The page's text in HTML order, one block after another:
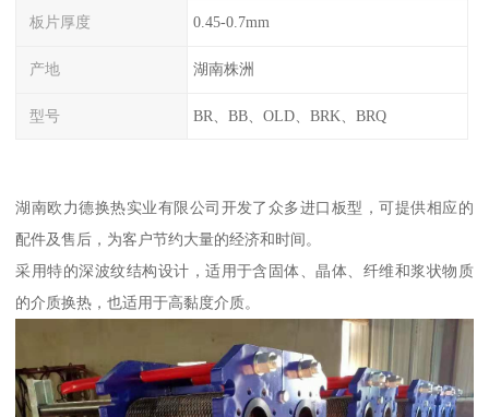
板片厚度 0.45-0.7mm
产地 湖南株洲
型号 BR、BB、OLD、BRK、BRQ
湖南欧力德换热实业有限公司开发了众多进口板型，可提供相应的
配件及售后，为客户节约大量的经济和时间。
采用特的深波纹结构设计，适用于含固体、晶体、纤维和浆状物质
的介质换热，也适用于高黏度介质。